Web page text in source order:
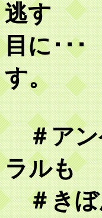
逃す
目に･･･
す。
＃アン
ラルも
＃きぼ